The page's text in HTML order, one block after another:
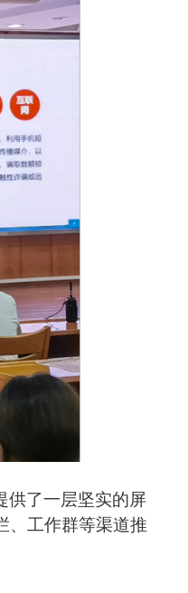
供了一层坚实的屏
、工作群等渠道推